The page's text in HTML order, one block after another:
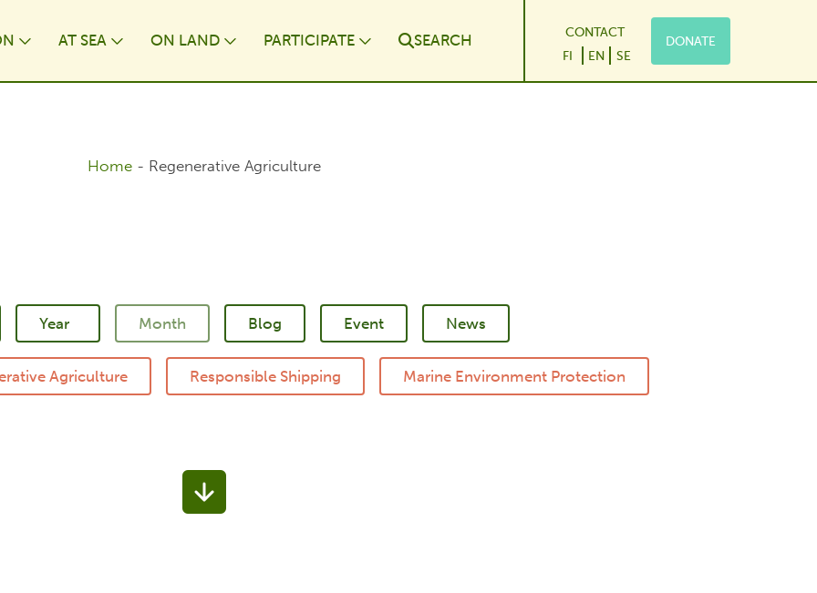
AT⁠ SEA ON LAND PARTICIPATE
Toggle Dropdown
SEARCH
FI EN SE
CONTACT
DONATE
Home - Regenerative Agriculture
Blog Event News
Agriculture Responsible Shipping Marine Environment Protection